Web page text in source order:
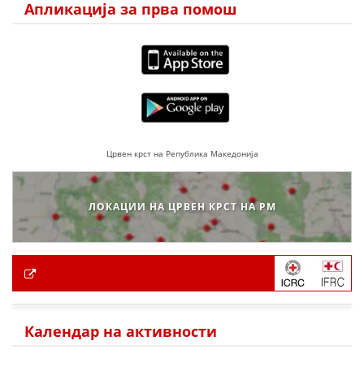
Апликација за прва помош
Црвен крст на Република Македонија
ЛОКАЦИИ НА ЦРВЕН КРСТ НА РМ
Календар на активности